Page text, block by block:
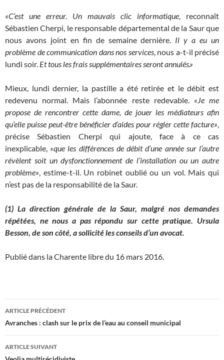
«C’est une erreur. Un mauvais clic informatique, reconnaît
Sébastien Cherpi, le responsable départemental de la Saur que
nous avons joint en fin de semaine dernière. Il y a eu un
problème de communication dans nos services, nous a-t-il précisé
lundi soir. Et tous les frais supplémentaires seront annulés.»
Mieux, lundi dernier, la pastille a été retirée et le débit est
redevenu normal. Mais l’abonnée reste redevable.«Je me
propose de rencontrer cette dame, de jouer les médiateurs afin
qu’elle puisse peut-être bénéficier d’aides pour régler cette facture»,
précise Sébastien Cherpi qui ajoute, face à ce cas
inexplicable, «que les différences de débit d’une année sur l’autre
révèlent soit un dysfonctionnement de l’installation ou un autre
problème», estime-t-il. Un robinet oublié ou un vol. Mais qui
n’est pas de la responsabilité de la Saur.
(1) La direction générale de la Saur, malgré nos demandes
répétées, ne nous a pas répondu sur cette pratique. Ursula
Besson, de son côté, a sollicité les conseils d’un avocat.
Publié dans la Charente libre du 16 mars 2016.
Navigation
des
articles
ARTICLE PRÉCÉDENT
Avranches : clash sur le prix de l’eau au conseil municipal
ARTICLE SUIVANT